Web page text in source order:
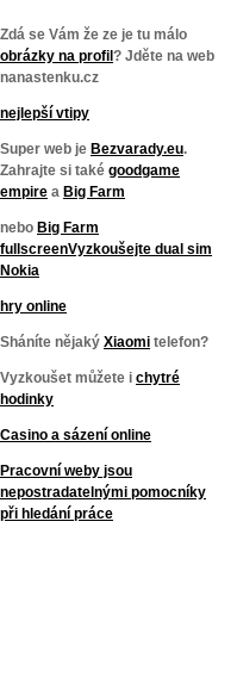
Zdá se Vám že ze je tu málo
obrázky na profil ? Jděte na web
nanastenku.cz
nejlepší vtipy
Super web je Bezvarady.eu.
Zahrajte si také goodgame
empire a Big Farm
nebo Big Farm
fullscreenVyzkoušejte dual sim
Nokia
hry online
Sháníte nějaký Xiaomi telefon?
Vyzkoušet můžete i chytré
hodinky
Casino a sázení online
Pracovní weby jsou
nepostradatelnými pomocníky
při hledání práce